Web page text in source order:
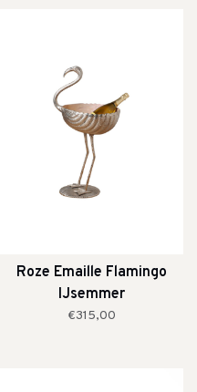
Roze Emaille Flamingo
IJsemmer
€315,00